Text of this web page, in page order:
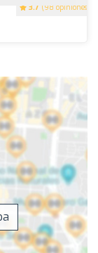
3.7 (98 opiniones)